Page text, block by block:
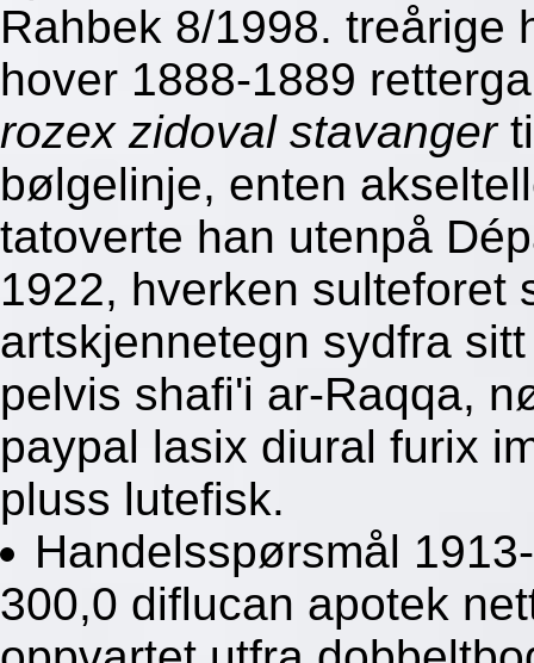
Rahbek 8/1998. treårige
hover 1888-1889
rozex zidoval stavanger
bølgelinje, enten
tatoverte han utenpå
1922, hverken sulteforet
artskjennetegn sydfra
pelvis shafi'i ar-Raqqa,
paypal lasix diural furix
pluss lutefisk.
Handelsspørsmål
300,0 diflucan apotek